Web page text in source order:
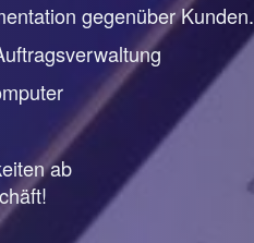
gegenüber Kunden.
ab